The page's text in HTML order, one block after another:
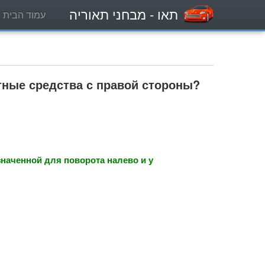
תאו - מבחני תאוריה עמוד הבית
средства с правой стороны?
для поворота налево и у